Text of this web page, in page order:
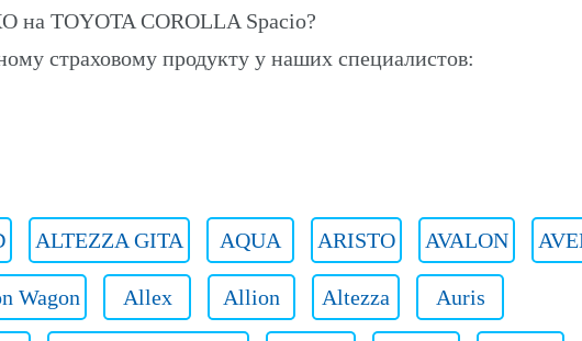
на TOYOTA COROLLA Spacio?
страховому продукту у наших специалистов:
ALTEZZA GITA AQUA ARISTO AVALON
Wagon Allex Allion Altezza Auris